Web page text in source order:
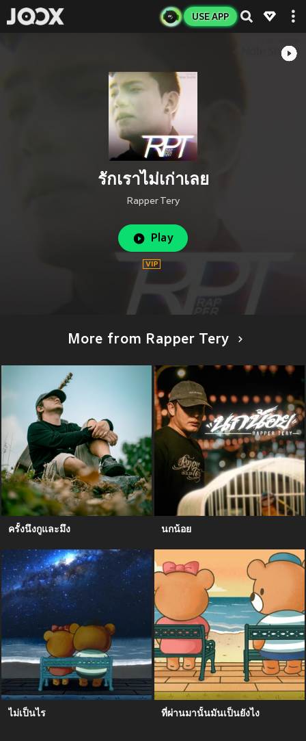
USE APP
รักเราไม่เก่าเลย
Rapper Tery
Play
More from Rapper Tery
ครั้งนึงกูและมึง นกน้อย
ไม่เป็นไร ที่ผ่านมานั้นมันเป็นยังไง